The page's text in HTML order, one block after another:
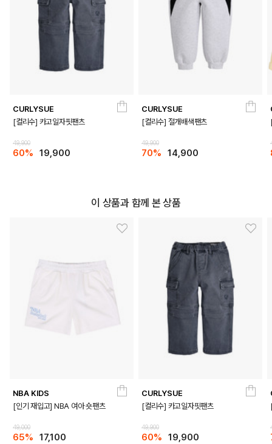
CURLYSUE
[컬리수] 카고일자핏팬츠
49,900
60% 19,900
CURLYSUE
[컬리수] 절개배색팬츠
49,900
70% 14,900
이 상품과 함께 본 상품
NBA KIDS
[인기 재입고] NBA 여아 숏팬츠
49,000
65% 17,100
CURLYSUE
[컬리수] 카고일자핏팬츠
49,900
60% 19,900